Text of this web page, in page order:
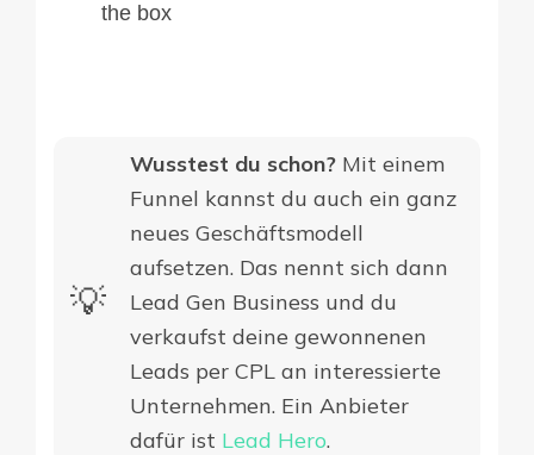
the box
💡​
Wusstest du schon? Mit einem
Funnel kannst du auch ein ganz
neues Geschäftsmodell
aufsetzen. Das nennt sich dann
Lead Gen Business und du
verkaufst deine gewonnenen
Leads per CPL an interessierte
Unternehmen. Ein Anbieter
dafür ist Lead Hero.